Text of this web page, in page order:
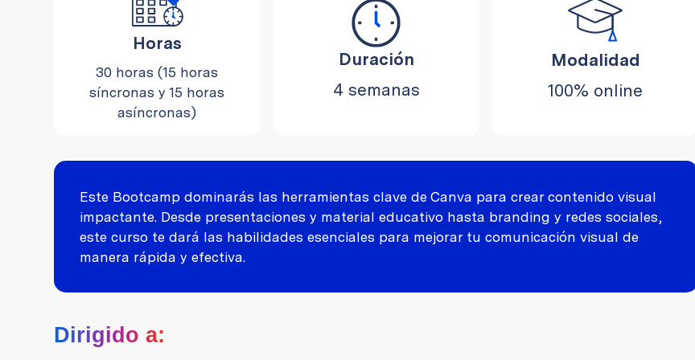
Horas
30 horas (15 horas
síncronas y 15 horas
asíncronas)
Duración
4 semanas
Modalidad
100% online
Este Bootcamp dominarás las herramientas clave de Canva para crear contenido visual
impactante. Desde presentaciones y material educativo hasta branding y redes sociales,
este curso te dará las habilidades esenciales para mejorar tu comunicación visual de
manera rápida y efectiva.
Dirigido a: